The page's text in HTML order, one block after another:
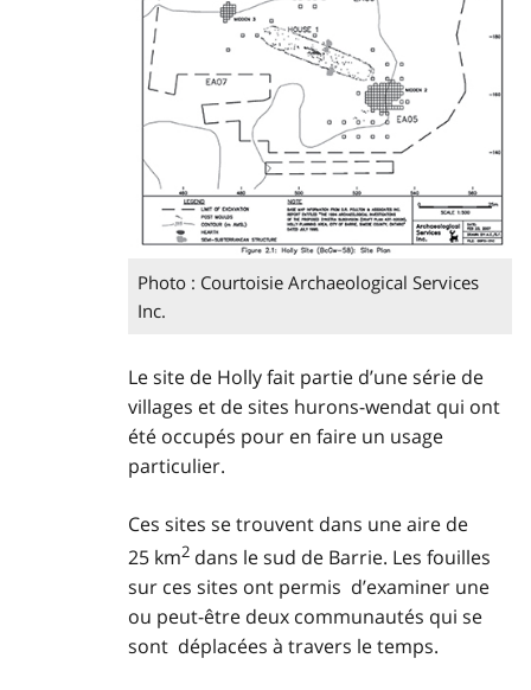
Photo : Courtoisie Archaeological Services
Inc.
Le site de Holly fait partie d’une série de
villages et de sites hurons-wendat qui ont
été occupés pour en faire un usage
particulier.
Ces sites se trouvent dans une aire de
25 km2 dans le sud de Barrie. Les fouilles
sur ces sites ont permis d’examiner une
ou peut-être deux communautés qui se
sont déplacées à travers le temps.